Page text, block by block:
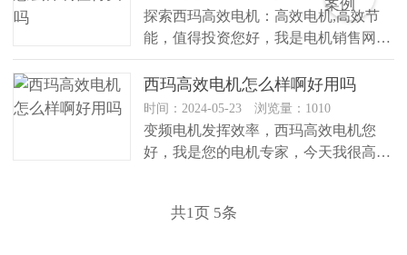
探索西玛高效电机：高效电机,高效节
能，值得投资您好，我是电机销售网站
的文案助理。如果您正在寻找一款高...
西玛高效电机怎么样啊好用吗
时间：2024-05-23 浏览量：1010
变频电机发挥效率，西玛高效电机您
好，我是您的电机专家，今天我很高兴
共1页 5条